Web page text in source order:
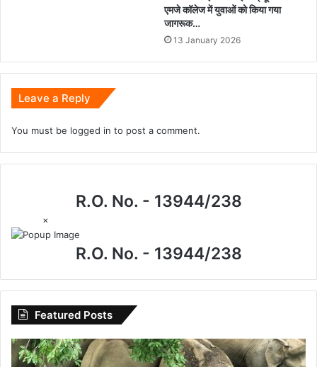
एमजे कॉलेज में युवाओं को किया गया
जागरूक…
13 January 2026
Leave a Reply
You must be logged in to post a comment.
R.O. No. - 13944/238
×
R.O. No. - 13944/238
Featured Posts
विशेष
लेख